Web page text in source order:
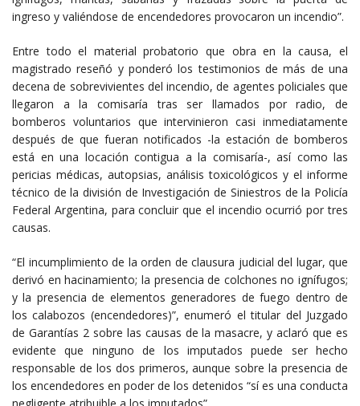
ingreso y valiéndose de encendedores provocaron un incendio”.
Entre todo el material probatorio que obra en la causa, el
magistrado reseñó y ponderó los testimonios de más de una
decena de sobrevivientes del incendio, de agentes policiales que
llegaron a la comisaría tras ser llamados por radio, de
bomberos voluntarios que intervinieron casi inmediatamente
después de que fueran notificados -la estación de bomberos
está en una locación contigua a la comisaría-, así como las
pericias médicas, autopsias, análisis toxicológicos y el informe
técnico de la división de Investigación de Siniestros de la Policía
Federal Argentina, para concluir que el incendio ocurrió por tres
causas.
“El incumplimiento de la orden de clausura judicial del lugar, que
derivó en hacinamiento; la presencia de colchones no ignífugos;
y la presencia de elementos generadores de fuego dentro de
los calabozos (encendedores)”, enumeró el titular del Juzgado
de Garantías 2 sobre las causas de la masacre, y aclaró que es
evidente que ninguno de los imputados puede ser hecho
responsable de los dos primeros, aunque sobre la presencia de
los encendedores en poder de los detenidos “sí es una conducta